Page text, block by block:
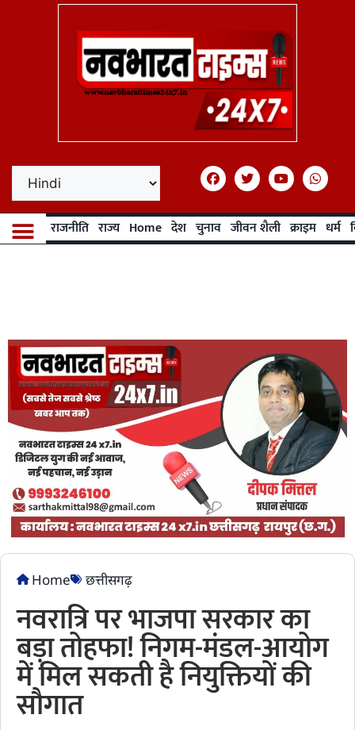
राजनीति राज्य Home देश चुनाव जीवन शैली क्राइम धर्म
Home छत्तीसगढ़
नवरात्रि पर भाजपा सरकार का
बड़ा तोहफा! निगम-मंडल-आयोग
में मिल सकती है नियुक्तियों की
सौगात